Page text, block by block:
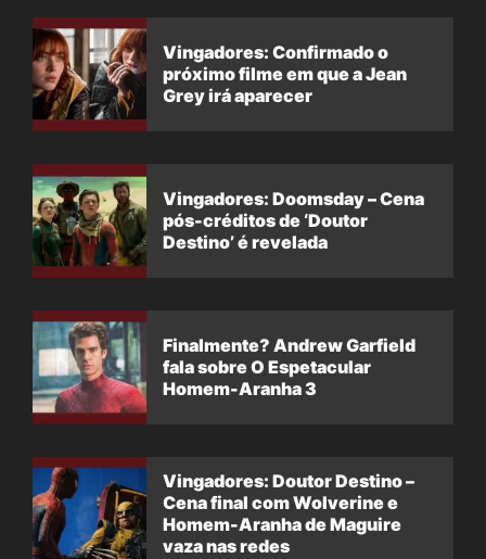
Vingadores: Confirmado o
próximo filme em que a Jean
Grey irá aparecer
Vingadores: Doomsday – Cena
pós-créditos de ‘Doutor
Destino’ é revelada
Finalmente? Andrew Garfield
fala sobre O Espetacular
Homem-Aranha 3
Vingadores: Doutor Destino –
Cena final com Wolverine e
Homem-Aranha de Maguire
vaza nas redes